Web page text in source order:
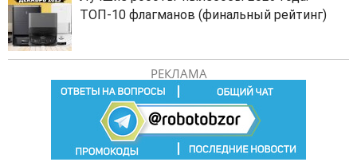
ТОП-10 флагманов (финальный рейтинг)
РЕКЛАМА